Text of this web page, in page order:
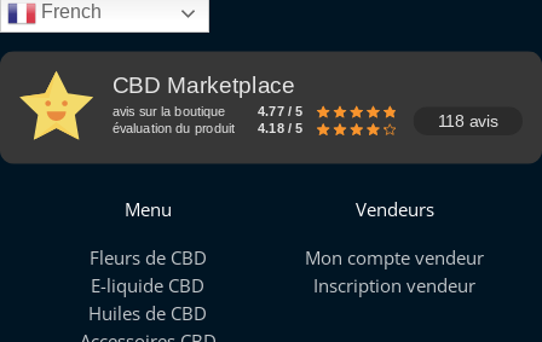
French
CBD Marketplace
avis sur la boutique
4.77 / 5
évaluation du produit
4.18 / 5 118 avis
Menu
Fleurs de CBD
E-liquide CBD
Huiles de CBD
Vendeurs
Mon compte vendeur
Inscription vendeur